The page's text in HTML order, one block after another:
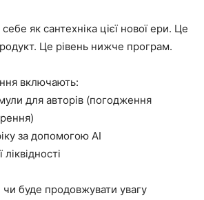
як сантехніка цієї нової ери. Це
Це рівень нижче програм.
включають:
для авторів (погодження
за допомогою AI
буде продовжувати увагу